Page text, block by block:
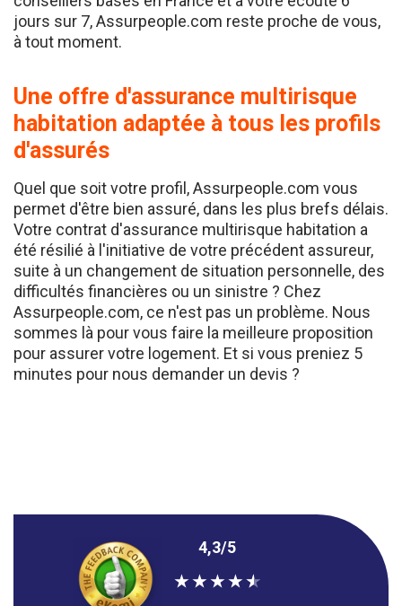
à tout moment.
habitation adaptée à tous les profils
d'assurés
permet d'être bien assuré, dans les plus brefs délais.
Votre contrat d'assurance multirisque habitation a
été résilié à l'initiative de votre précédent assureur,
suite à un changement de situation personnelle, des
difficultés financières ou un sinistre ? Chez
Assurpeople.com, ce n'est pas un problème. Nous
sommes là pour vous faire la meilleure proposition
pour assurer votre logement. Et si vous preniez 5
minutes pour nous demander un devis ?
★